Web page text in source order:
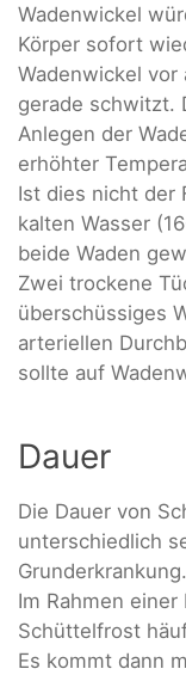
Wadenwickel
Körper sofort
Wadenwickel vor
gerade schwitzt.
Anlegen der
erhöhter
Ist dies nicht der
kalten Wasser
beide Waden
Zwei trockene
überschüssiges
arteriellen
sollte auf
Dauer
Die Dauer von
unterschiedlich
Grunderkrankung.
Im Rahmen
Schüttelfrost
Es kommt dann